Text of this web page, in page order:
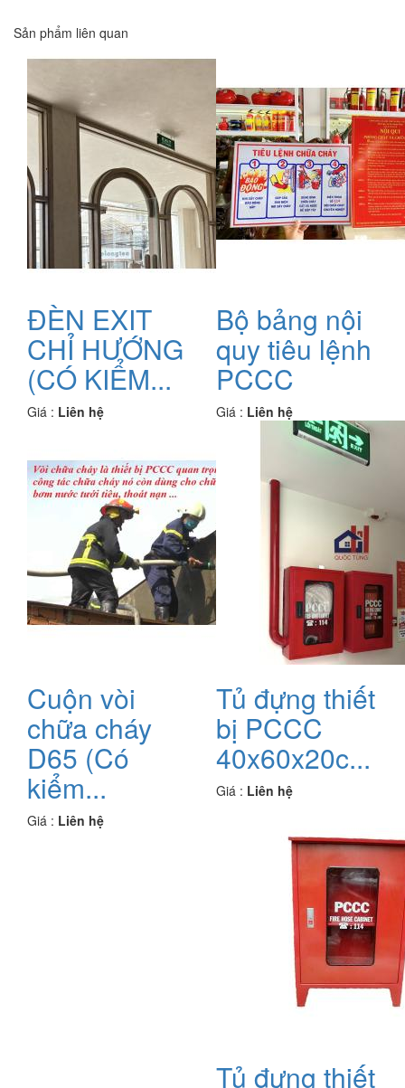
Sản phẩm liên quan
ĐÈN EXIT
CHỈ HƯỚNG
(CÓ KIỂM...
Giá : Liên hệ
Bộ bảng nội
quy tiêu lệnh
PCCC
Giá : Liên hệ
Cuộn vòi
chữa cháy
D65 (Có
kiểm...
Giá : Liên hệ
Tủ đựng thiết
bị PCCC
40x60x20c...
Giá : Liên hệ
Tủ đựng thiết